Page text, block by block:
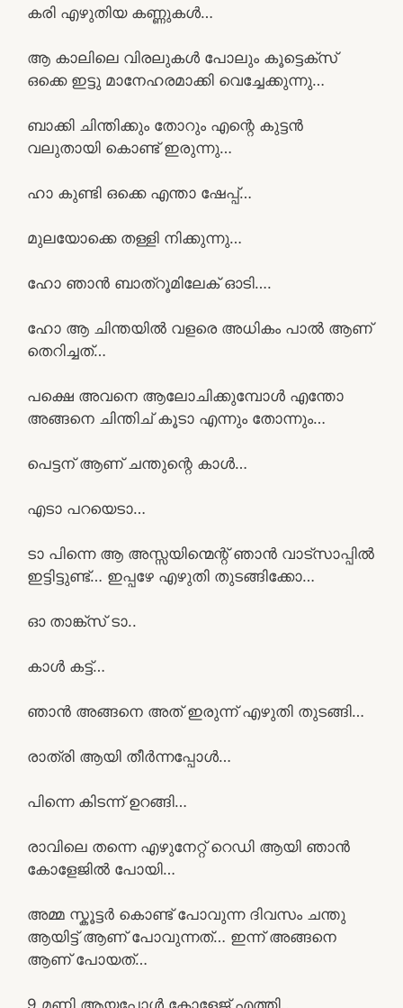
കരി എഴുതിയ കണ്ണുകൾ…
ആ കാലിലെ വിരലുകൾ പോലും കൂട്ടെക്സ്
ഒക്കെ ഇട്ടു മാനേഹരമാക്കി വെച്ചേക്കുന്നു…
ബാക്കി ചിന്തിക്കും തോറും എന്റെ കുട്ടൻ
വലുതായി കൊണ്ട് ഇരുന്നു…
ഹാ കുണ്ടി ഒക്കെ എന്താ ഷേപ്പ്…
മുലയോക്കെ തള്ളി നിക്കുന്നു…
ഹോ ഞാൻ ബാത്‌റൂമിലേക് ഓടി….
ഹോ ആ ചിന്തയിൽ വളരെ അധികം പാൽ ആണ്
തെറിച്ചത്…
പക്ഷെ അവനെ ആലോചിക്കുമ്പോൾ എന്തോ
അങ്ങനെ ചിന്തിച് കൂടാ എന്നും തോന്നും…
പെട്ടന് ആണ് ചന്തുന്റെ കാൾ…
എടാ പറയെടാ…
ടാ പിന്നെ ആ അസ്സയിന്മെന്റ് ഞാൻ വാട്സാപ്പിൽ
ഇട്ടിട്ടുണ്ട്… ഇപ്പഴേ എഴുതി തുടങ്ങിക്കോ…
ഓ താങ്ക്സ് ടാ..
കാൾ കട്ട്‌…
ഞാൻ അങ്ങനെ അത് ഇരുന്ന് എഴുതി തുടങ്ങി…
രാത്രി ആയി തീർന്നപ്പോൾ…
പിന്നെ കിടന്ന് ഉറങ്ങി…
രാവിലെ തന്നെ എഴുനേറ്റ് റെഡി ആയി ഞാൻ
കോളേജിൽ പോയി…
അമ്മ സ്കൂട്ടർ കൊണ്ട് പോവുന്ന ദിവസം ചന്തു
ആയിട്ട് ആണ് പോവുന്നത്… ഇന്ന് അങ്ങനെ
ആണ് പോയത്…
9 മണി ആയപ്പോൾ കോളേജ് എത്തി..